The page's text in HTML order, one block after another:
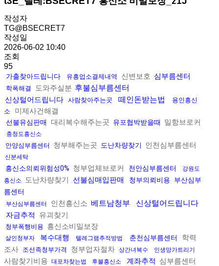
작성자
TG@BSECRET7
작성일
2026-06-02 10:40
조회
95
가출찾아드립니다 유흥업소결제내역 신변보호 심부름센터
학폭해결 도와주실분 후불심부름센터
신상털어드립니다 사람찾아주는곳 떼인돈받는법
용인흥신
소
미제사건해결
선불유심판매 대리복수해주는곳 유포협박받을때 밀항브로커
충청도흥신소
안양심부름센터 청부해주는곳 도난차량찾기 인천심부름센터
신분세탁
흥신소의뢰위험성0% 청부업체브로커 천안심부름센터
강원도
흥신소
도난차량찾기 선불심매입판매 청부의뢰비용
부산심부
름센터
부산심부름센터 인천흥신소 베트남청부 신상털어드립니다
자금추적 유괴찾기
청부폭행비용 흥신소비밀보장
살인청부자 복수대행 텔레그램추적방법 춘천심부름센터
학력
조사 조선족청부가격 청부업자절차 상간녀복수 인생망가트리기
사람찾기비용 대포차찾는법 후불흥신소 계좌추적 심부름센터